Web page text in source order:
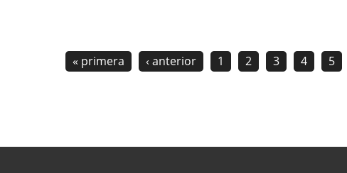
« primera ‹ anterior 1 2 3 4 5